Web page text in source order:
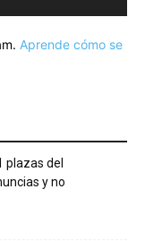
Aprende cómo se
plazas del
y no